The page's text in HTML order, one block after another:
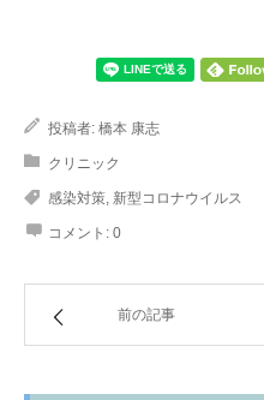
投稿者: 橋本 康志
クリニック
感染対策, 新型コロナウイルス
コメント: 0
前の記事